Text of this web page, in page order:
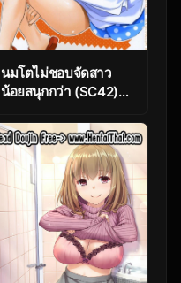
นมโตไม่ชอบจัดสาว
น้อยสนุกกว่า (SC42)
(Nakajima Yuka)] D.L.
action 46 (Toaru
Majutsu no Index)